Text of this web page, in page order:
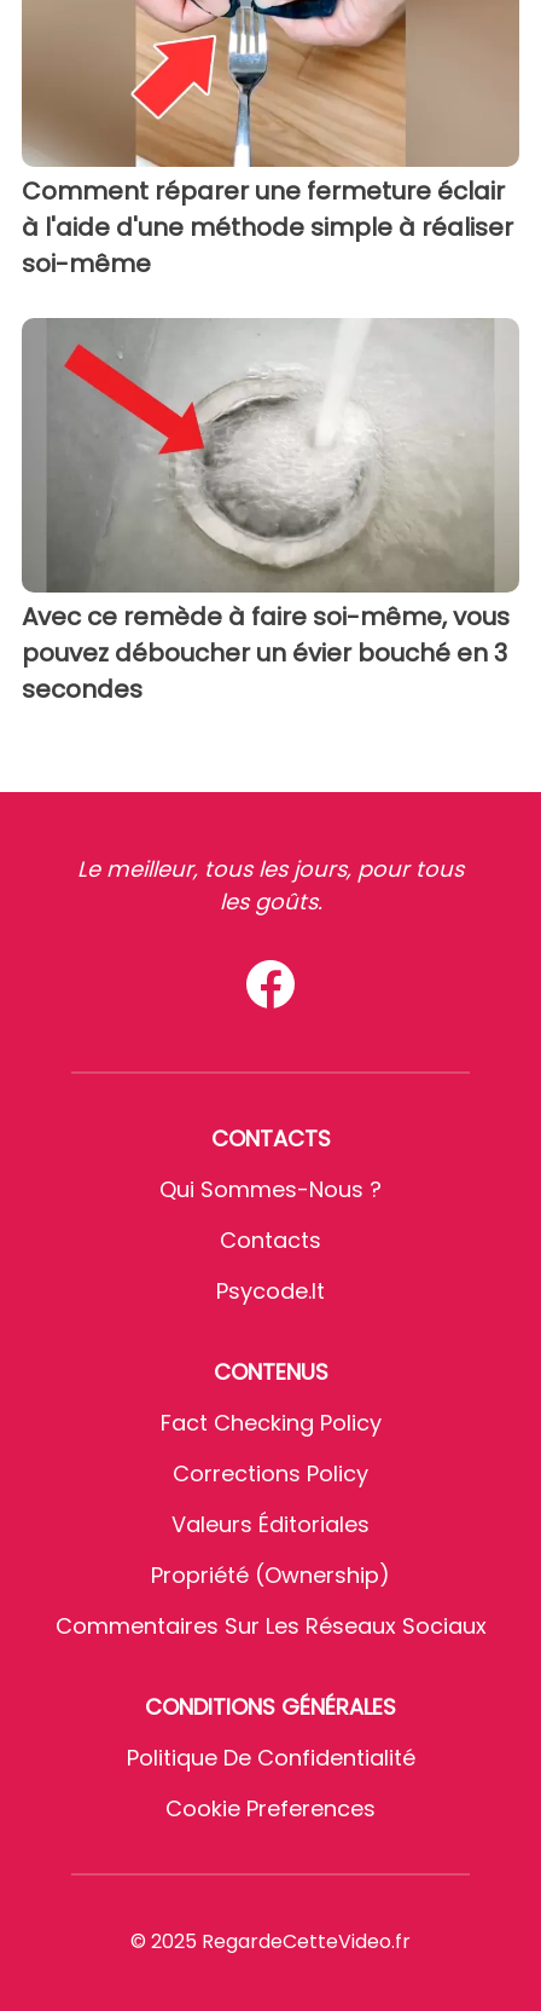
Comment réparer une fermeture éclair
à l'aide d'une méthode simple à réaliser
soi-même
Avec ce remède à faire soi-même, vous
pouvez déboucher un évier bouché en 3
secondes
Le meilleur, tous les jours, pour tous
les goûts.
CONTACTS
Qui Sommes-Nous ?
Contacts
Psycode.it
CONTENUS
Fact Checking Policy
Corrections Policy
Valeurs Éditoriales
Propriété (Ownership)
Commentaires Sur Les Réseaux Sociaux
CONDITIONS GÉNÉRALES
Politique De Confidentialité
Cookie Preferences
© 2025 RegardeCetteVideo.fr